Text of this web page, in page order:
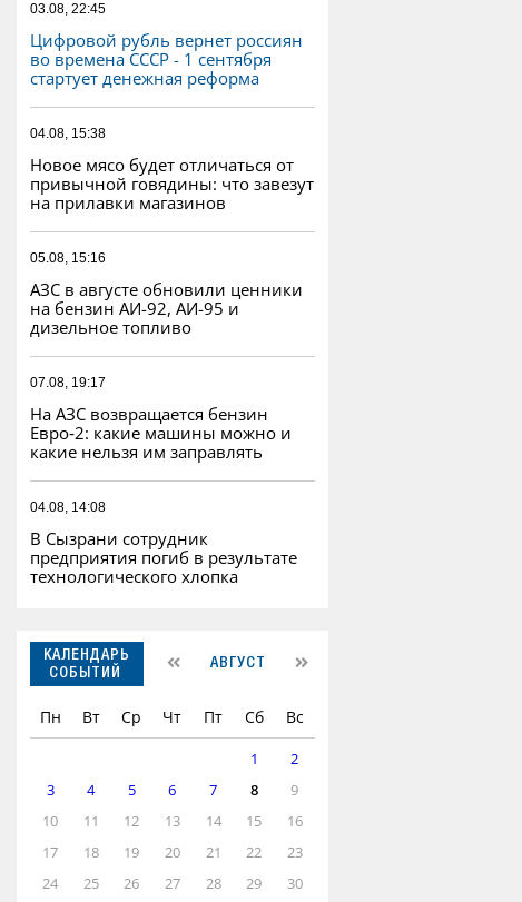
03.08, 22:45
Цифровой рубль вернет россиян
во времена СССР - 1 сентября
стартует денежная реформа
04.08, 15:38
Новое мясо будет отличаться от
привычной говядины: что завезут
на прилавки магазинов
05.08, 15:16
АЗС в августе обновили ценники
на бензин АИ-92, АИ-95 и
дизельное топливо
07.08, 19:17
На АЗС возвращается бензин
Евро‑2: какие машины можно и
какие нельзя им заправлять
04.08, 14:08
В Сызрани сотрудник
предприятия погиб в результате
технологического хлопка
КАЛЕНДАРЬ
СОБЫТИЙ
АВГУСТ
Пн Вт Ср Чт Пт Сб Вс
1
2
3
4 5 6 7 8
9
10
11 12 13 14 15
16
17
18 19 20 21 22
23
24
25 26 27 28 29 30